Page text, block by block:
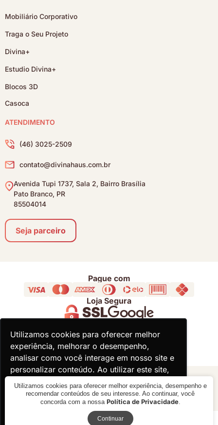
Utilizamos cookies para oferecer melhor
experiência, melhorar o desempenho,
analisar como você interage em nosso site e
personalizar conteúdo. Ao utilizar este site,
você concorda com o uso de cookies.
Utilizamos cookies para oferecer melhor
experiência, melhorar o desempenho,
analisar como você interage em nosso site e
personalizar conteúdo. Ao utilizar este site,
você concorda com o uso de cookies.
Receba novidades
Mobiliário Corporativo
Traga o Seu Projeto
Divina+
Estudio Divina+
Blocos 3D
Casoca
ATENDIMENTO
(46) 3025-2509
contato@divinahaus.com.br
Avenida Tupi 1737, Sala 2, Bairro Brasília
Pato Branco, PR
85504014
Seja parceiro
Pague com
Loja Segura
Acompanhe
© 2000 - 2026 - Divina Haus - CNPJ: 18.930.821/0001-92
Utilizamos cookies para oferecer melhor experiência, desempenho e
recomendar conteúdos de seu interesse. Ao continuar, você
concorda com a nossa Política de Privacidade.
Continuar
Verificada por